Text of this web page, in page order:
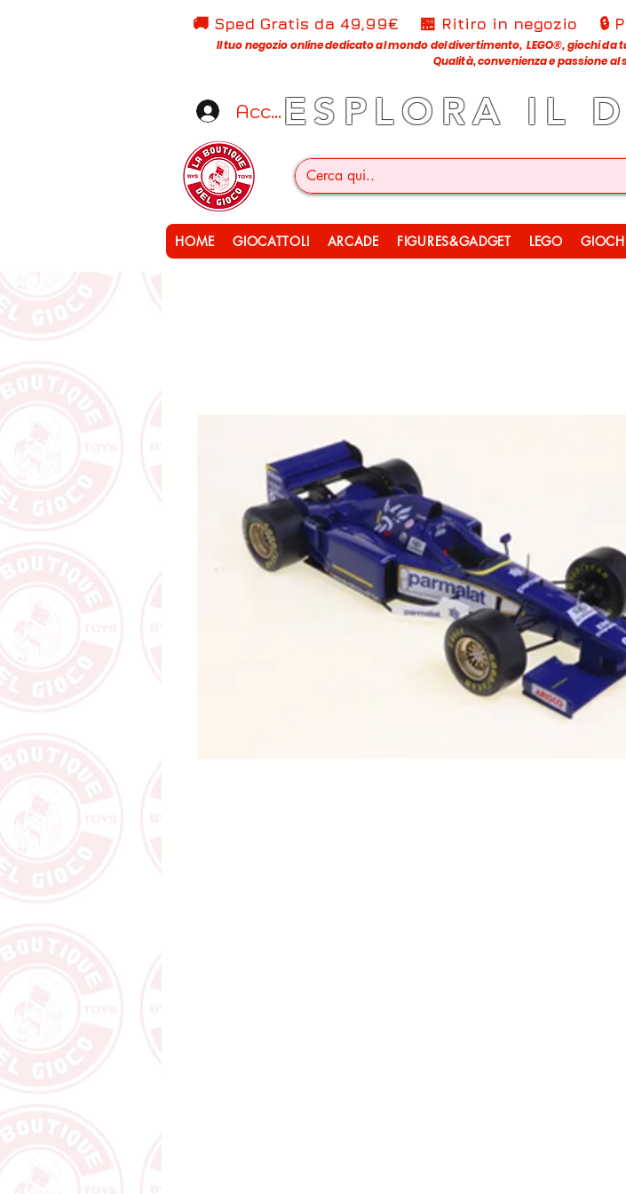
ESPLORA IL
Accedi
🚚 Sped Gratis da 49,99€ 🏪 Ritiro in negozio 🔒
Il tuo negozio online dedicato al mondo del divertimento, LEGO®, giochi
Qualità, convenienza e passione al
HOME GIOCATTOLI ARCADE FIGURES&GADGET LEGO